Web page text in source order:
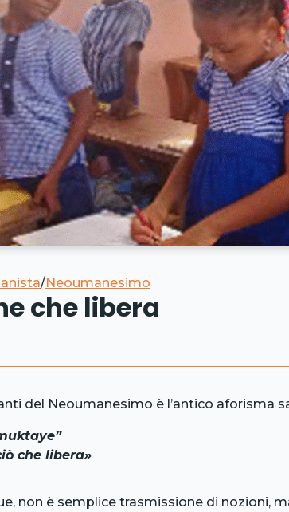
/Neoumanesimo
che libera
del Neoumanesimo è l’antico aforisma
che libera»
non è semplice trasmissione di nozioni,